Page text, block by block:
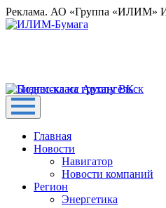
Реклама. АО «Группа «ИЛИМ»
Главная
Новости
Навигатор
Новости компаний
Регион
Энергетика